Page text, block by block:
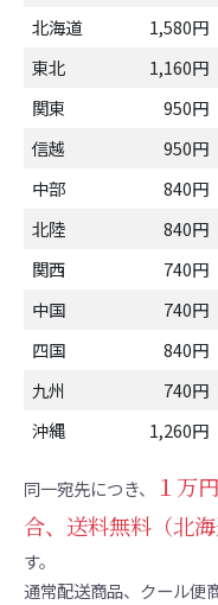
北海道
1,580円
東北
1,160円
関東
950円
信越
950円
中部
840円
北陸
840円
関西
740円
中国
740円
四国
840円
九州
740円
沖縄
1,260円
同一宛先につき、
１万
合、送料無料（北海
す。
通常配送商品、クール便